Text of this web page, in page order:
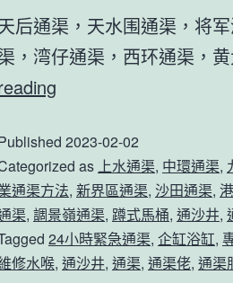
通
渠
通
渠
的！
后通渠，天水围通渠，将
，湾仔通渠，西环通渠，
新
资
讯
通
渠
2023-02-02
as 上水通渠, 中環通渠,
通渠方法, 新界區通渠, 沙田通渠,
渠, 調景嶺通渠, 蹲式馬桶, 通沙井,
24小時緊急通渠, 企缸浴缸,
修水喉, 通沙井, 通渠, 通渠佬, 通渠